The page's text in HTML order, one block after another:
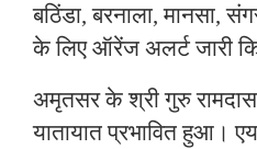
बठिंडा, बरनाला, मानसा,
के लिए ऑरेंज अलर्ट जारी
अमृतसर के श्री गुरु
यातायात प्रभावित हुआ।